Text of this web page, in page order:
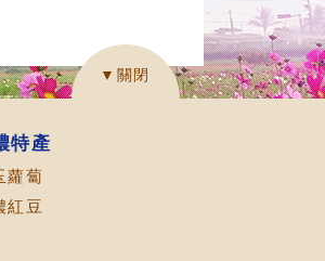
▼關閉
特產
蘿蔔
紅豆